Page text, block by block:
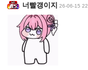
너빨갱이지 26-06-15